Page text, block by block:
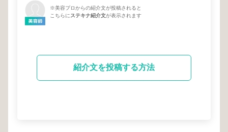
※美容プロからの紹介文が投稿されると
こちらにステキナ紹介文が表示されます
紹介文を投稿する方法